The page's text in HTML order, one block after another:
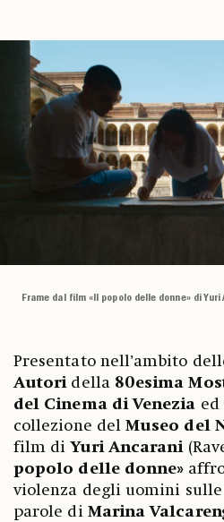
Frame dal film «Il popolo delle donne» di Yuri
Presentato nell’ambito
Autoridella 80esima
del Cinema di Venezia
collezione delMuseo del
film di Yuri Ancarani
popolo delle donne»
violenza degli uomini
parole diMarina